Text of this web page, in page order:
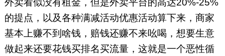
外卖看似没有租金，但是外卖平台的高达20%-25%
的提点，以及各种满减活动优惠活动算下来，商家
基本上赚不到啥钱，赔钱还赚不来吆喝，想要生意
做起来还要花钱买排名买流量，这就是一个恶性循